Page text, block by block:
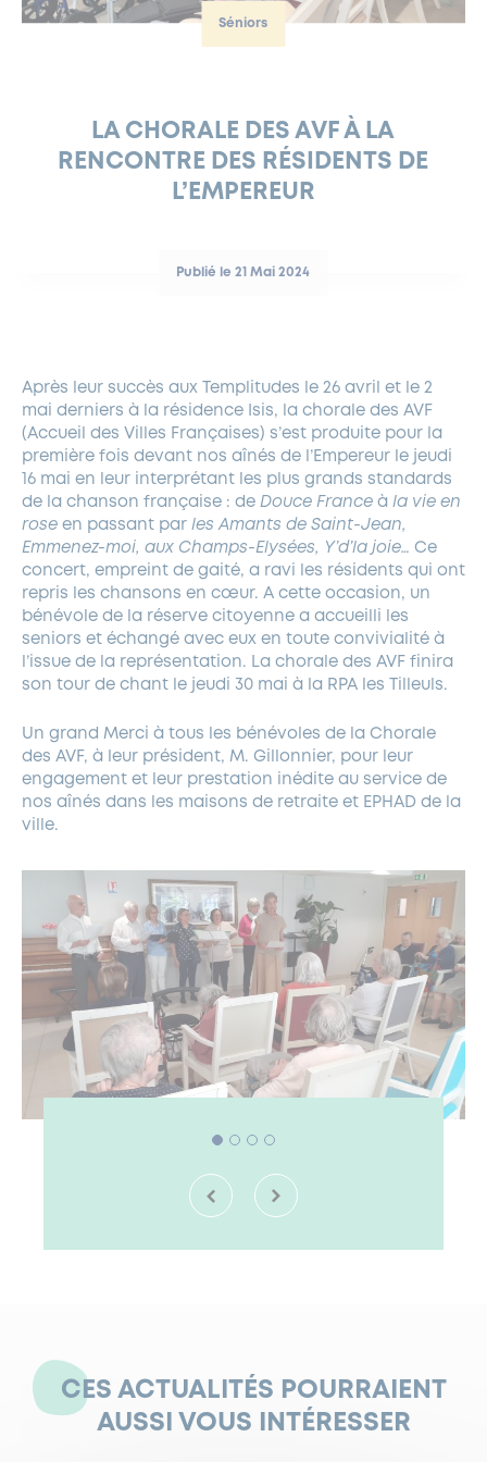
EAU POTABLE ET ASSAINISSEMENT
INFORMATIONS PRATIQUES
SUBVENTIONS
PANNEAUX D’AFFICHAGE LIBRE
GRÖBENZELL
DÉVELOPPEMENT DURABLE
ÉCONOMIES D’ÉNERGIE
DEMANDE D’ABATTAGE
GESTION DU PATRIMOINE ARBORÉ
Séniors
LA CHORALE DES AVF À LA
RENCONTRE DES RÉSIDENTS DE
L’EMPEREUR
Publié le 21 Mai 2024
Après leur succès aux Templitudes le 26 avril et le 2
mai derniers à la résidence Isis, la chorale des AVF
(Accueil des Villes Françaises) s’est produite pour la
première fois devant nos aînés de l’Empereur le jeudi
16 mai en leur interprétant les plus grands standards
de la chanson française : de Douce France à la vie en
rose en passant par les Amants de Saint-Jean,
Emmenez-moi, aux Champs-Elysées, Y’d’la joie… Ce
concert, empreint de gaité, a ravi les résidents qui ont
repris les chansons en cœur. A cette occasion, un
bénévole de la réserve citoyenne a accueilli les
seniors et échangé avec eux en toute convivialité à
l’issue de la représentation. La chorale des AVF finira
son tour de chant le jeudi 30 mai à la RPA les Tilleuls.
Un grand Merci à tous les bénévoles de la Chorale
des AVF, à leur président, M. Gillonnier, pour leur
engagement et leur prestation inédite au service de
nos aînés dans les maisons de retraite et EPHAD de la
ville.
CES ACTUALITÉS POURRAIENT
AUSSI VOUS INTÉRESSER